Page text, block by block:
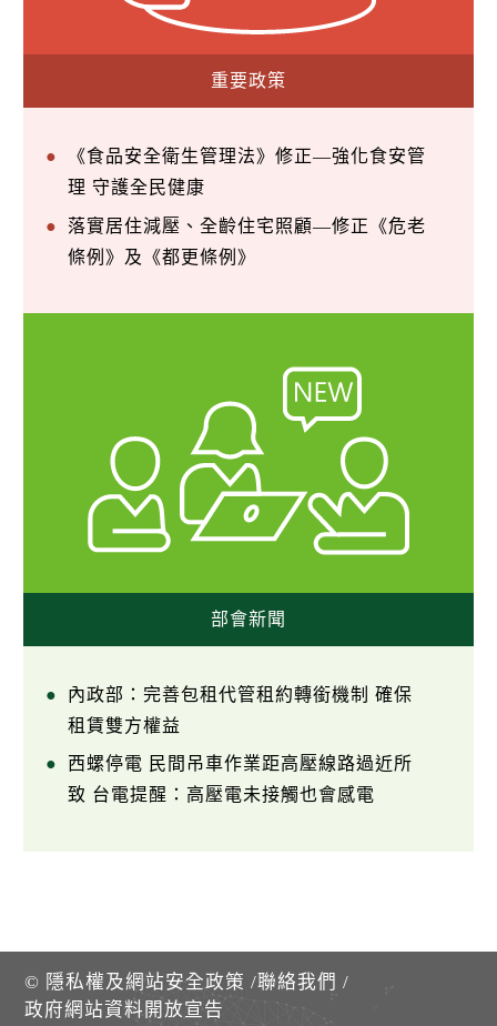
重要政策
《食品安全衛生管理法》修正—強化食安管
理 守護全民健康
落實居住減壓、全齡住宅照顧—修正《危老
條例》及《都更條例》
部會新聞
內政部：完善包租代管租約轉銜機制 確保
租賃雙方權益
西螺停電 民間吊車作業距高壓線路過近所
致 台電提醒：高壓電未接觸也會感電
© 隱私權及網站安全政策 /聯絡我們 /
政府網站資料開放宣告